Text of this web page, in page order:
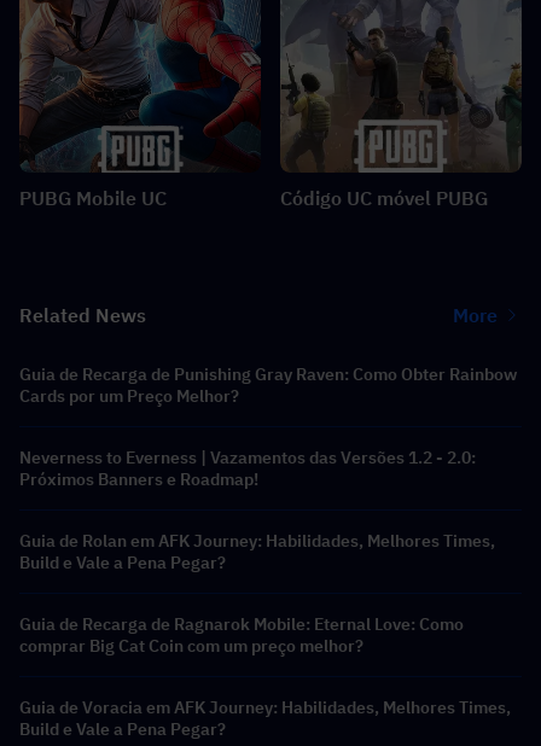
PUBG Mobile UC Código UC móvel PUBG
Related News More
Guia de Recarga de Punishing Gray Raven: Como Obter Rainbow
Cards por um Preço Melhor?
Neverness to Everness | Vazamentos das Versões 1.2 - 2.0:
Próximos Banners e Roadmap!
Guia de Rolan em AFK Journey: Habilidades, Melhores Times,
Build e Vale a Pena Pegar?
Guia de Recarga de Ragnarok Mobile: Eternal Love: Como
comprar Big Cat Coin com um preço melhor?
Guia de Voracia em AFK Journey: Habilidades, Melhores Times,
Build e Vale a Pena Pegar?